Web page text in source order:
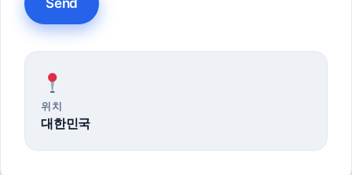
the
characters
shown
CAPTCHA
verify
위치
대한민국